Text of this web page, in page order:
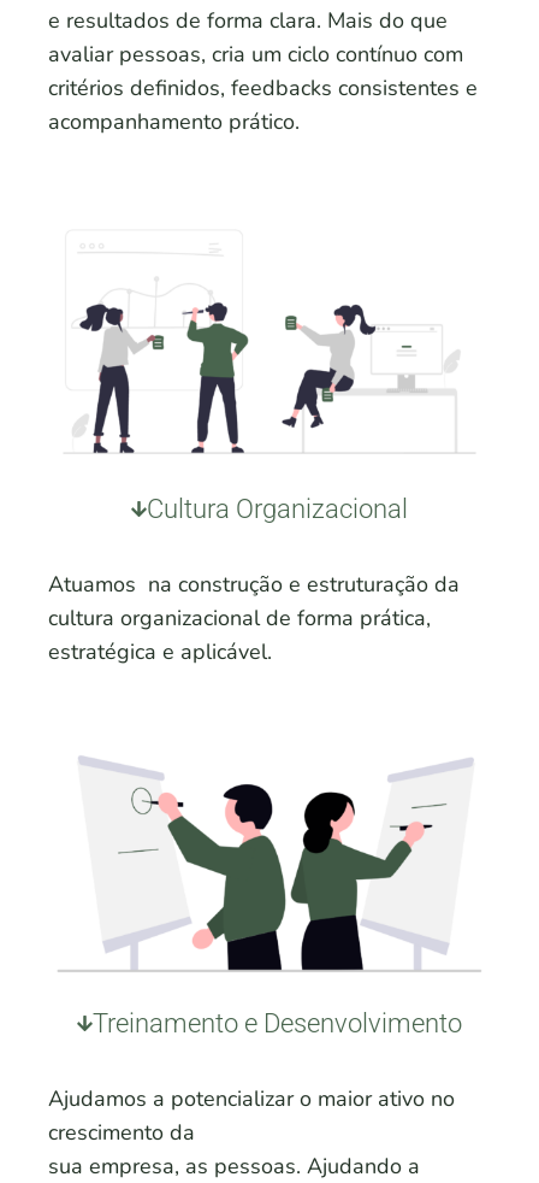
e resultados de forma clara. Mais do que
avaliar pessoas, cria um ciclo contínuo com
critérios definidos, feedbacks consistentes e
acompanhamento prático.
Cultura Organizacional
Atuamos na construção e estruturação da
cultura organizacional de forma prática,
estratégica e aplicável.
Treinamento e Desenvolvimento
Ajudamos a potencializar o maior ativo no
crescimento da
sua empresa, as pessoas. Ajudando a